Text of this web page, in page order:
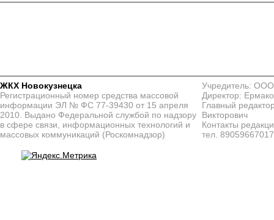
ЖКХ Новокузнецка
Регистрационный номер средства массовой
информации ЭЛ № ФС 77-39430 от 15 апреля
2010. Выдано Федеральной службой по надзору
в сфере связи, информационных технологий и
массовых коммуникаций (Роскомнадзор)
Учредитель:
Директор:
Главный
Викторович
Контакты
тел. 89059667017